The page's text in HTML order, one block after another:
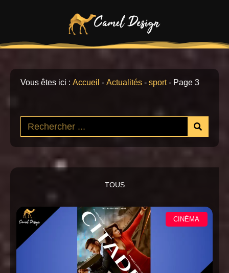
Vous êtes ici : Accueil - Actualités - sport- Page 3
TOUS
CINÉMA